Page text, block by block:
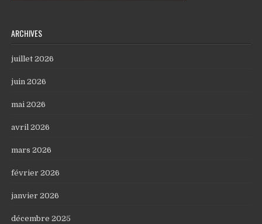
ARCHIVES
juillet 2026
juin 2026
mai 2026
avril 2026
mars 2026
février 2026
janvier 2026
décembre 2025